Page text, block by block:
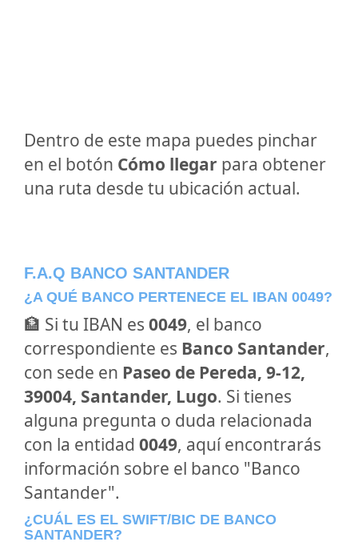
Dentro de este mapa puedes pinchar
en el botón Cómo llegar para obtener
una ruta desde tu ubicación actual.
F.A.Q BANCO SANTANDER
¿A QUÉ BANCO PERTENECE EL IBAN 0049?
🏦 Si tu IBAN es 0049, el banco
correspondiente es Banco Santander,
con sede en Paseo de Pereda, 9-12,
39004, Santander, Lugo. Si tienes
alguna pregunta o duda relacionada
con la entidad 0049, aquí encontrarás
información sobre el banco "Banco
Santander".
¿CUÁL ES EL SWIFT/BIC DE BANCO
SANTANDER?